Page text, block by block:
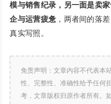
模与销售纪录，另一面是卖
企与运营疲惫 ，两者间的落
真实写照。
免责声明：文章内容不代表本
性、完整性、准确性给予任何
考，文章版权归原作者所有。